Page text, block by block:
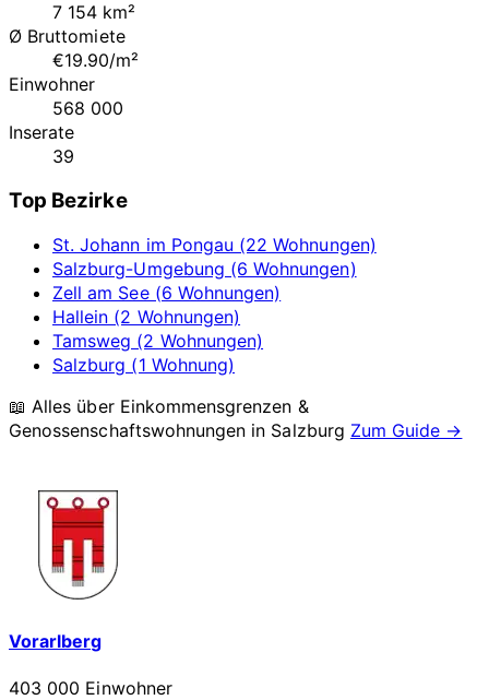
7 154 km²
Ø Bruttomiete
€19.90/m²
Einwohner
568 000
Inserate
39
Top Bezirke
St. Johann im Pongau (22 Wohnungen)
Salzburg-Umgebung (6 Wohnungen)
Zell am See (6 Wohnungen)
Hallein (2 Wohnungen)
Tamsweg (2 Wohnungen)
Salzburg (1 Wohnung)
📖 Alles über Einkommensgrenzen &
Genossenschaftswohnungen in Salzburg Zum Guide →
Vorarlberg
403 000 Einwohner